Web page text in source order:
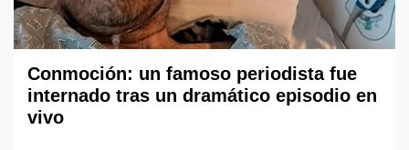
Conmoción: un famoso periodista fue
internado tras un dramático episodio en
vivo